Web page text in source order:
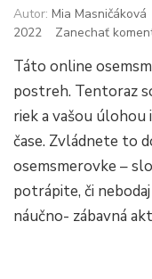
Autor: Mia Masničáková
2022
Zanechať
Táto online
postreh. Tentoraz
riek a vašou úlohou
čase. Zvládnete to
osemsmerovke –
potrápite, či
náučno- zábavná